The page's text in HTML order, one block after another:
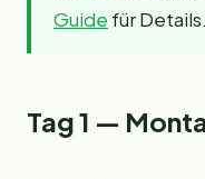
Guide für Details.
Tag 1 —